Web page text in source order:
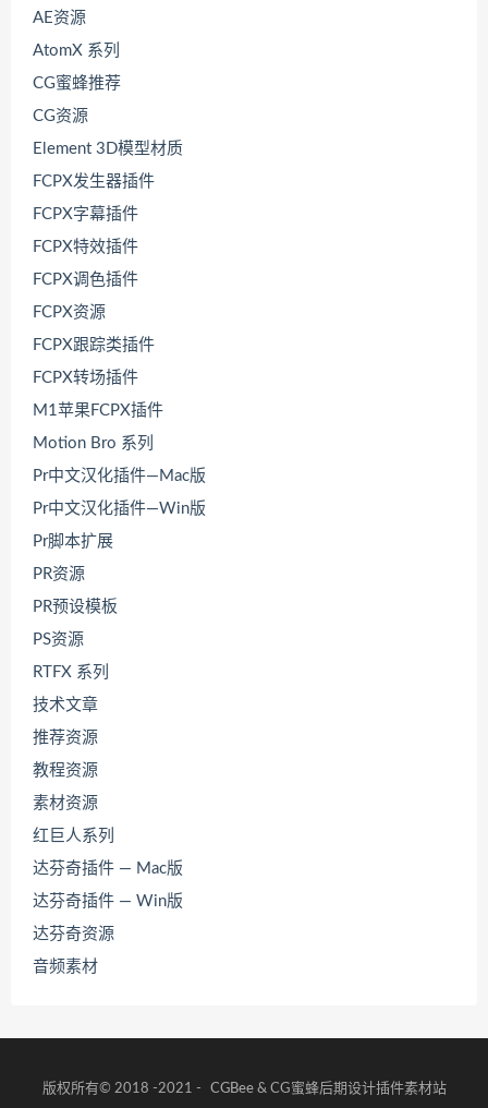
AE资源
AtomX 系列
CG蜜蜂推荐
CG资源
Element 3D模型材质
FCPX发生器插件
FCPX字幕插件
FCPX特效插件
FCPX调色插件
FCPX资源
FCPX跟踪类插件
FCPX转场插件
M1苹果FCPX插件
Motion Bro 系列
Pr中文汉化插件—Mac版
Pr中文汉化插件—Win版
Pr脚本扩展
PR资源
PR预设模板
PS资源
RTFX 系列
技术文章
推荐资源
教程资源
素材资源
红巨人系列
达芬奇插件 — Mac版
达芬奇插件 — Win版
达芬奇资源
音频素材
版权所有© 2018 -2021 - CGBee& CG蜜蜂后期设计插件素材站